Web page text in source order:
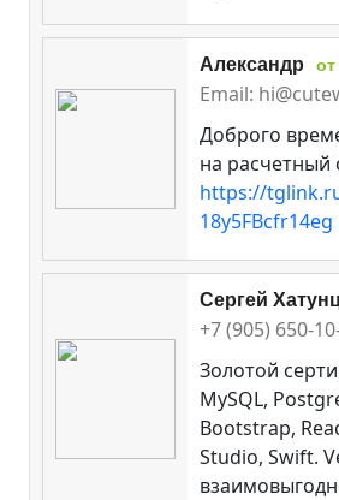
Александр от
Email:
Доброго
на
https://
18y5FBcfr14eg
Сергей
+7 (905) 650-
Золотой
MySQL,
Bootstrap,
Studio, Swift.